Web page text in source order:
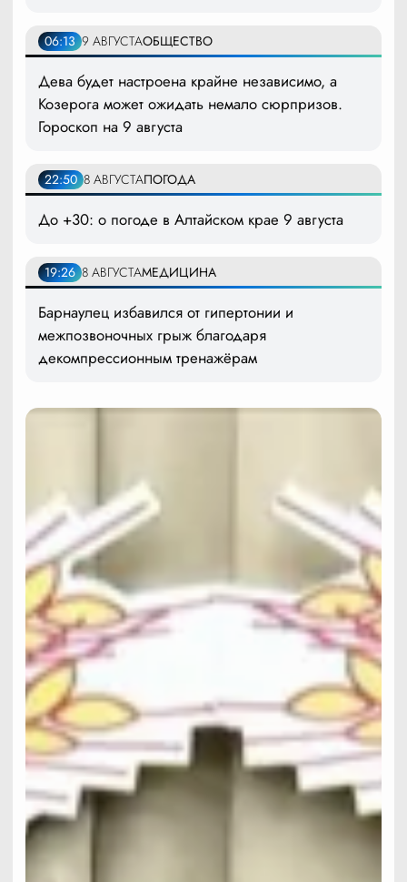
06:13 9 АВГУСТАОБЩЕСТВО
Дева будет настроена крайне независимо, а
Козерога может ожидать немало сюрпризов.
Гороскоп на 9 августа
22:50 8 АВГУСТАПОГОДА
До +30: о погоде в Алтайском крае 9 августа
19:26 8 АВГУСТАМЕДИЦИНА
Барнаулец избавился от гипертонии и
межпозвоночных грыж благодаря
декомпрессионным тренажёрам